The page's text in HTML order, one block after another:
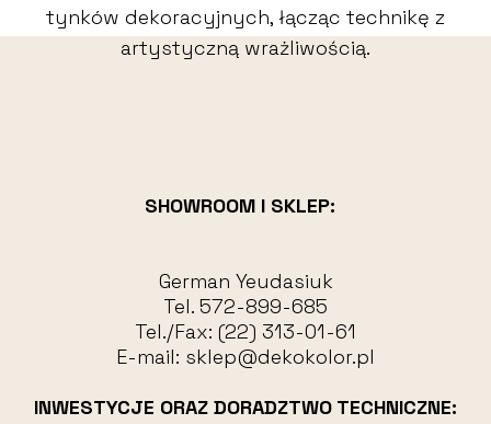
tynków dekoracyjnych, łącząc technikę z
artystyczną wrażliwością.
SHOWROOM I SKLEP:
German Yeudasiuk
Tel. 572-899-685
Tel./Fax: (22) 313-01-61
E-mail: sklep@dekokolor.pl
INWESTYCJE ORAZ DORADZTWO TECHNICZNE: